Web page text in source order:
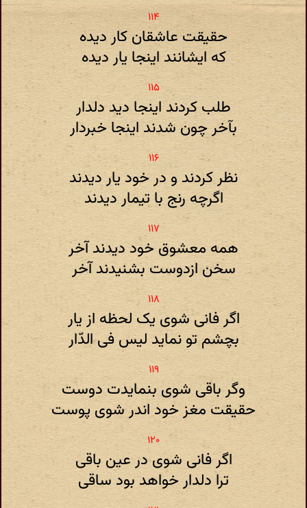
حقیقت عاشقان کار دیده
که ایشانند اینجا یار دیده
طلب کردند اینجا دید دلدار
بآخر چون شدند اینجا خبردار
نظر کردند و در خود یار دیدند
اگرچه رنج با تیمار دیدند
همه معشوق خود دیدند آخر
سخن ازدوست بشنیدند آخر
اگر فانی شوی یک لحظه از یار
بچشم تو نماید لیس فی الدّار
وگر باقی شوی بنمایدت دوست
حقیقت مغز خود اندر شوی پوست
اگر فانی شوی در عین باقی
ترا دلدار خواهد بود ساقی